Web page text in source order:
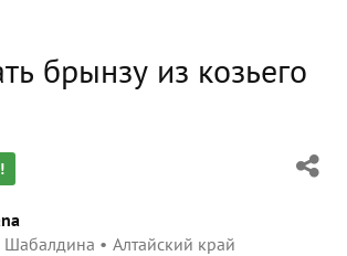
брынзу из козьего
Шабалдина
Алтайский край